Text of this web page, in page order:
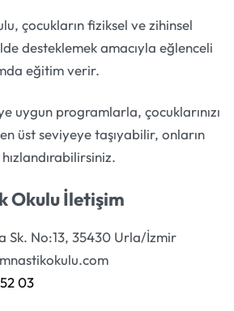
çocukların fiziksel ve zihinsel
desteklemek amacıyla eğlenceli
eğitim verir.
uygun programlarla, çocuklarınızı
üst seviyeye taşıyabilir, onların
Okulu İletişim
Sk. No:13, 35430 Urla/İzmir
03